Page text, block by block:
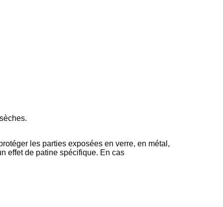
les parties exposées en verre, en métal,
effet de patine spécifique. En cas